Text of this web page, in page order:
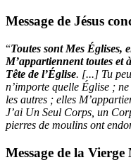
Message de Jésus
“Toutes sont Mes Églises,
M’appartiennent toutes et
Tête de l’Église. [...] Tu
n’importe quelle Église ;
les autres ; elles
J’ai Un Seul Corps, un
pierres de moulins ont
Message de la